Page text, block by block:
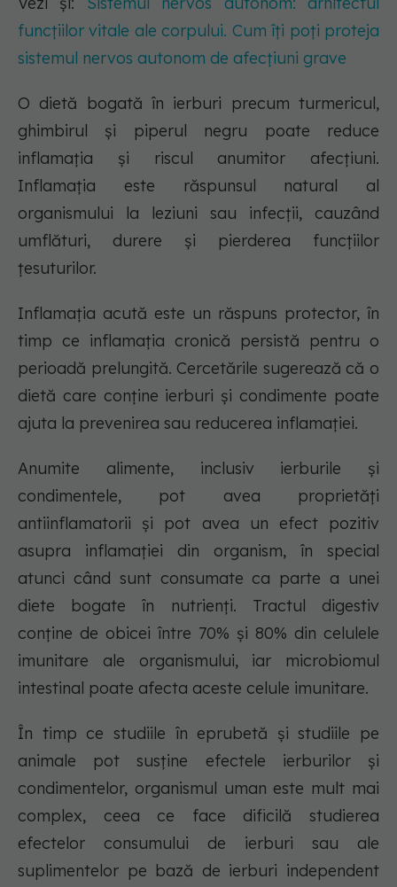
funcțiilor vitale ale corpului. Cum îți poți proteja
sistemul nervos autonom de afecțiuni grave
O dietă bogată în ierburi precum turmericul,
ghimbirul și piperul negru poate reduce
inflamația și riscul anumitor afecțiuni.
Inflamația este răspunsul natural al
organismului la leziuni sau infecții, cauzând
umflături, durere și pierderea funcțiilor
țesuturilor.
Inflamația acută este un răspuns protector, în
timp ce inflamația cronică persistă pentru o
perioadă prelungită. Cercetările sugerează că o
dietă care conține ierburi și condimente poate
ajuta la prevenirea sau reducerea inflamației.
Anumite alimente, inclusiv ierburile și
condimentele, pot avea proprietăți
antiinflamatorii și pot avea un efect pozitiv
asupra inflamației din organism, în special
atunci când sunt consumate ca parte a unei
diete bogate în nutrienți. Tractul digestiv
conține de obicei între 70% și 80% din celulele
imunitare ale organismului, iar microbiomul
intestinal poate afecta aceste celule imunitare.
În timp ce studiile în eprubetă și studiile pe
animale pot susține efectele ierburilor și
condimentelor, organismul uman este mult mai
complex, ceea ce face dificilă studierea
efectelor consumului de ierburi sau ale
suplimentelor pe bază de ierburi independent